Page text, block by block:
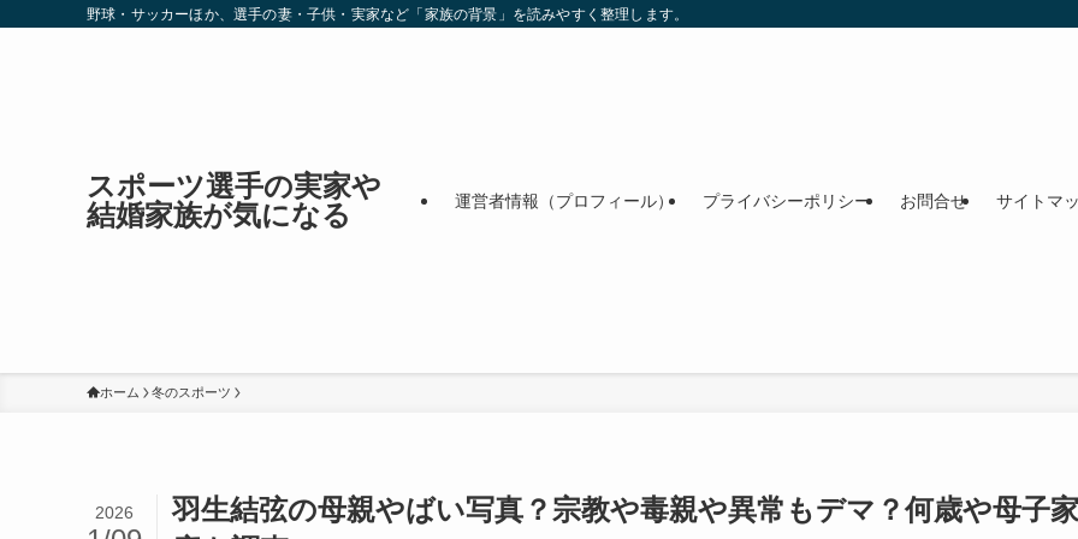
野球・サッカーほか、選手の妻・子供・実家など「家族の背景」を読みやすく整理します。
スポーツ選手の実家や
結婚家族が気になる
運営者情報（プロフィール） プライバシーポリシー お問合せ サイトマ
ホーム 冬のスポーツ
羽生結弦の母親やばい写真？宗教や毒親や異常もデマ？何歳や母子家
2026